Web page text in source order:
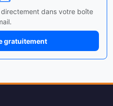
dans votre boîte
gratuitement